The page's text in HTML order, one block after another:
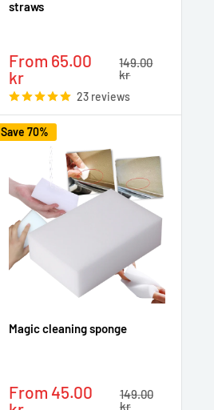
straws
Sale
price
From 65.00
kr
Regular
price
149.00
kr
23 reviews
Save 70%
Magic cleaning sponge
Sale
From 45.00
Regular
price
149.00
kr